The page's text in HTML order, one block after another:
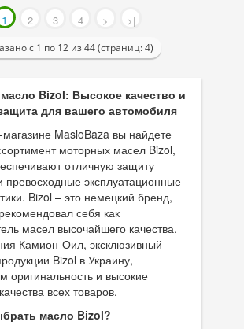
1 2 3 4 > >|
с 1 по 12 из 44 (страниц: 4)
Bizol: Высокое качество и
для вашего автомобиля
магазине MasloBaza вы найдете
моторных масел Bizol,
отличную защиту
превосходные эксплуатационные
Bizol – это немецкий бренд,
себя как
масел высочайшего качества.
Камион-Оил, эксклюзивный
Bizol в Украину,
оригинальность и высокие
всех товаров.
масло Bizol?